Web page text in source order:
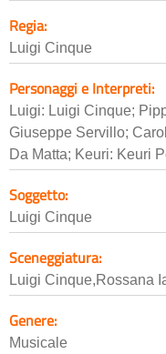
Regia:
Luigi Cinque
Personaggi e Interpreti:
Luigi: Luigi Cinque;
Giuseppe Servillo;
Da Matta; Keuri: Keuri
Soggetto:
Luigi Cinque
Sceneggiatura:
Luigi Cinque,Rossana
Genere:
Musicale